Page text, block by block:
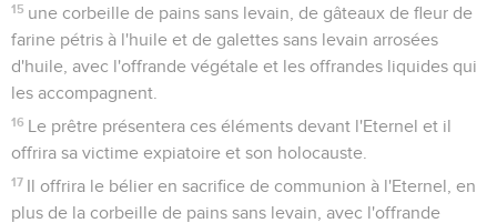
15 une corbeille de pains sans levain, de gâteaux de fleur de
farine pétris à l'huile et de galettes sans levain arrosées
d'huile, avec l'offrande végétale et les offrandes liquides qui
les accompagnent.
16 Le prêtre présentera ces éléments devant l'Eternel et il
offrira sa victime expiatoire et son holocauste.
17 Il offrira le bélier en sacrifice de communion à l'Eternel, en
plus de la corbeille de pains sans levain, avec l'offrande